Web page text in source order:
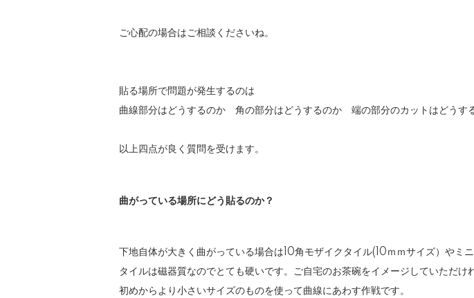
ご心配の場合はご相談くださいね。
貼る場所で問題が発生するのは
曲線部分はどうするのか 角の部分はどうするのか 端の部分のカットはどう
以上四点が良く質問を受けます。
曲がっている場所にどう貼るのか？
下地自体が大きく曲がっている場合は10角モザイクタイル(10ｍｍサイズ） やミ
タイルは磁器質なのでとても硬いです。ご自宅のお茶碗をイメージしていただけ
初めからより小さいサイズのものを使って曲線にあわす作戦です。